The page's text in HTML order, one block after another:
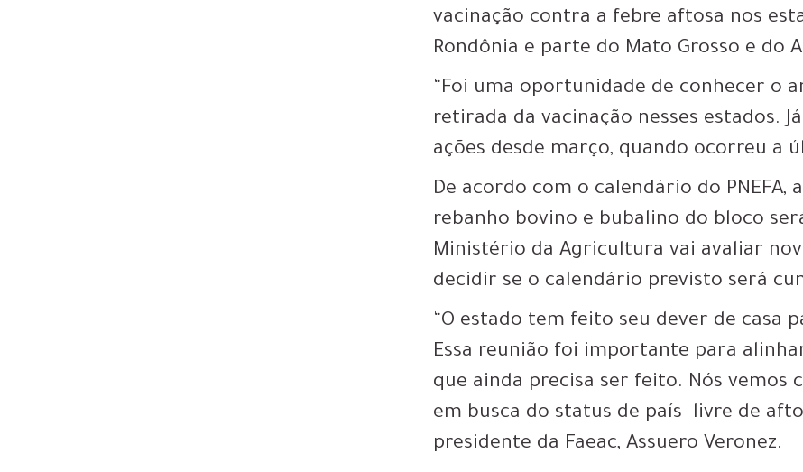
vacinação contra a febre aftosa nos
Rondônia e parte do Mato Grosso e do
“Foi uma oportunidade de conhecer o
retirada da vacinação nesses estados.
ações desde março, quando ocorreu a
De acordo com o calendário do
rebanho bovino e bubalino do bloco
Ministério da Agricultura vai avaliar
decidir se o calendário previsto será
“O estado tem feito seu dever de casa
Essa reunião foi importante para
que ainda precisa ser feito. Nós vemos
em busca do status de país livre de
presidente da Faeac, Assuero Veronez.